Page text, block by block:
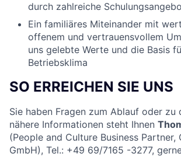
durch zahlreiche
Ein familiäres Miteinander mit
offenem und vertrauensvollem
uns gelebte Werte und die Basis
Betriebsklima
SO ERREICHEN SIE UNS
Sie haben Fragen zum Ablauf oder zu
nähere Informationen steht Ihnen
(People and Culture Business Partner,
GmbH), Tel.: +49 69/7165 -3277,